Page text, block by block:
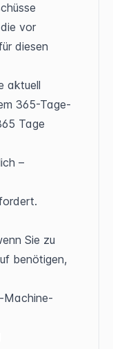
vor
diesen
aktuell
365-Tage-
Tage
–
Sie zu
benötigen,
Machine-